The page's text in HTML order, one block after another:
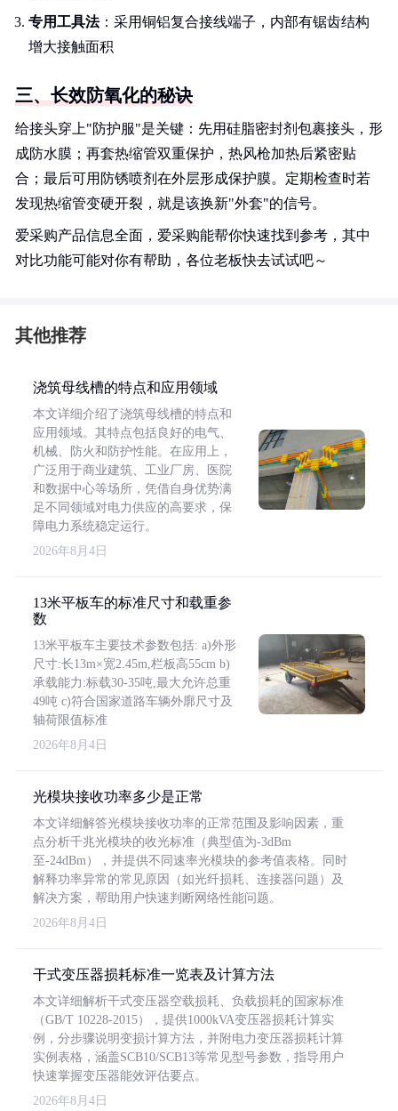
专用工具法：采用铜铝复合接线端子，内部有锯齿结构
增大接触面积
三、长效防氧化的秘诀
给接头穿上"防护服"是关键：先用硅脂密封剂包裹接头，形
成防水膜；再套热缩管双重保护，热风枪加热后紧密贴
合；最后可用防锈喷剂在外层形成保护膜。定期检查时若
发现热缩管变硬开裂，就是该换新"外套"的信号。
爱采购产品信息全面，爱采购能帮你快速找到参考，其中
对比功能可能对你有帮助，各位老板快去试试吧～
其他推荐
浇筑母线槽的特点和应用领域
本文详细介绍了浇筑母线槽的特点和
应用领域。其特点包括良好的电气、
机械、防火和防护性能。在应用上，
广泛用于商业建筑、工业厂房、医院
和数据中心等场所，凭借自身优势满
足不同领域对电力供应的高要求，保
障电力系统稳定运行。
2026年8月4日
13米平板车的标准尺寸和载重参
数
13米平板车主要技术参数包括: a)外形
尺寸:长13m×宽2.45m,栏板高55cm b)
承载能力:标载30-35吨,最大允许总重
49吨 c)符合国家道路车辆外廓尺寸及
轴荷限值标准
2026年8月4日
光模块接收功率多少是正常
本文详细解答光模块接收功率的正常范围及影响因素，重
点分析千兆光模块的收光标准（典型值为-3dBm
至-24dBm），并提供不同速率光模块的参考值表格。同时
解释功率异常的常见原因（如光纤损耗、连接器问题）及
解决方案，帮助用户快速判断网络性能问题。
2026年8月4日
干式变压器损耗标准一览表及计算方法
本文详细解析干式变压器空载损耗、负载损耗的国家标准
（GB/T 10228-2015），提供1000kVA变压器损耗计算实
例，分步骤说明变损计算方法，并附电力变压器损耗计算
实例表格，涵盖SCB10/SCB13等常见型号参数，指导用户
快速掌握变压器能效评估要点。
2026年8月4日